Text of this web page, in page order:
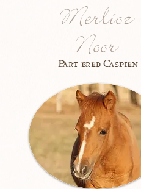
Merlioz
Noor
Part bred Caspien